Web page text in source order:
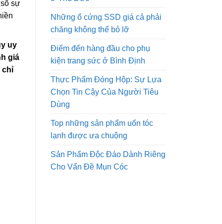
sự
uy
giá
chỉ
Những ổ cứng SSD giá cả phải
chăng không thể bỏ lỡ
Điểm đến hàng đầu cho phụ
kiện trang sức ở Bình Định
Thực Phẩm Đóng Hộp: Sự Lựa
Chọn Tin Cậy Của Người Tiêu
Dùng
Top những sản phẩm uốn tóc
lạnh được ưa chuộng
Sản Phẩm Độc Đáo Dành Riêng
Cho Vấn Đề Mụn Cóc